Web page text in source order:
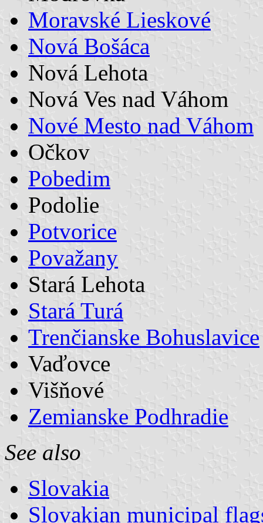
Moravské Lieskové
Nová Bošáca
Nová Lehota
Nová Ves nad Váhom
Nové Mesto nad Váhom
Očkov
Pobedim
Podolie
Potvorice
Považany
Stará Lehota
Stará Turá
Trenčianske Bohuslavice
Vaďovce
Višňové
Zemianske Podhradie
See also
Slovakia
Slovakian municipal